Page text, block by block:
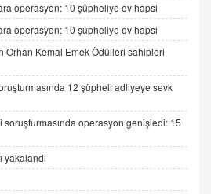
Yüzüne Vurulan Şamar:
operasyon: 10 şüpheliye ev hapsi
operasyon: 10 şüpheliye ev hapsi
Orhan Kemal Emek Ödülleri sahipleri
12 şüpheli adliyeye sevk
soruşturmasında operasyon genişledi: 15
yakalandı